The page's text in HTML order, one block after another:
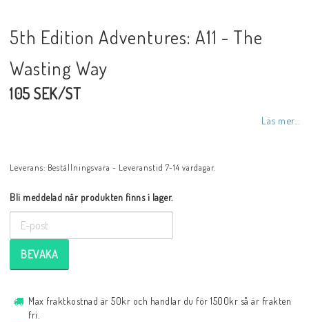
5th Edition Adventures: A11 - The
Wasting Way
105 SEK/ST
Läs mer...
Leverans: Beställningsvara - Leveranstid 7-14 vardagar.
Bli meddelad när produkten finns i lager.
BEVAKA
Max fraktkostnad är 50kr och handlar du för 1500kr så är frakten
fri.